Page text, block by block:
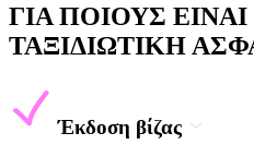
ΓΙΑ ΠΟΙΟΥΣ
ΤΑΞΙΔΙΩΤΙΚΗ
Έκδοση βίζας